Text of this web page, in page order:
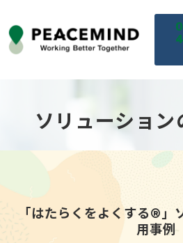
セミナー
ソリューション
「はたらくをよくする®」
用事例